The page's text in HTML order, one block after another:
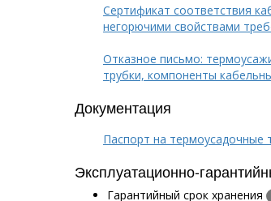
Сертификат соответствия
негорючими свойствами
Отказное письмо:
трубки, компоненты
Документация
Паспорт на термоусадочные
Эксплуатационно-
Гарантийный срок хранения